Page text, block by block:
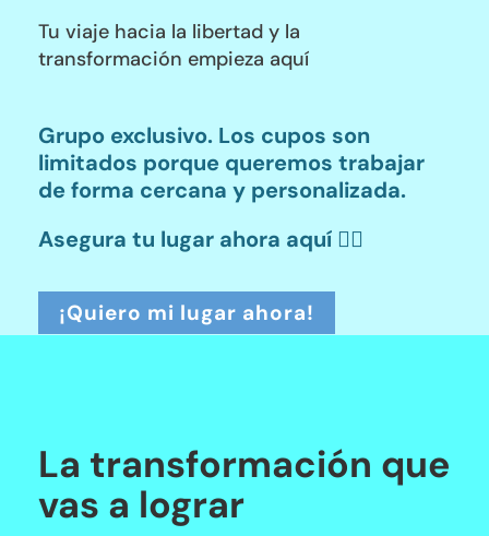
Tu viaje hacia la libertad y la
transformación empieza aquí
Grupo exclusivo. Los cupos son
limitados porque queremos trabajar
de forma cercana y personalizada.
Asegura tu lugar ahora aquí 👇🏼
¡Quiero mi lugar ahora!
La transformación que
vas a lograr